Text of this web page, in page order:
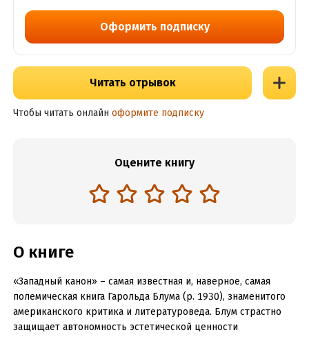
Оформить подписку
Читать отрывок
Чтобы читать онлайн оформите подписку
Оцените книгу
О книге
«Западный канон» – самая известная и, наверное, самая
полемическая книга Гарольда Блума (р. 1930), знаменитого
американского критика и литературоведа. Блум страстно
защищает автономность эстетической ценности